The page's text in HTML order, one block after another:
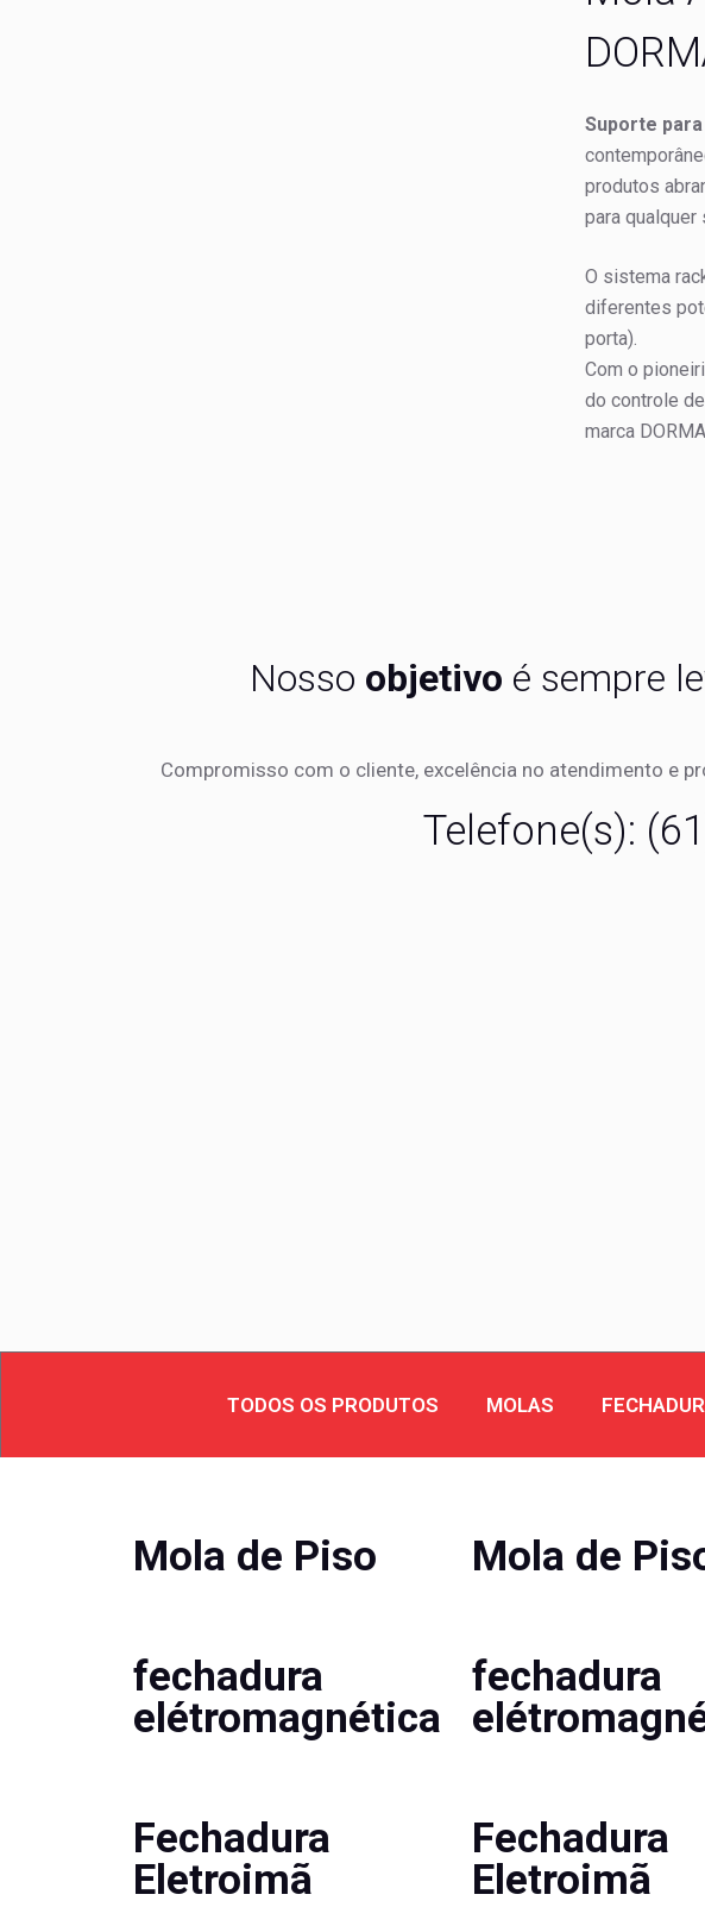
Suporte
produtos
para qualquer
O sistema
diferentes
porta).
Com o
do controle
marca DORMA.
Nosso objetivo é sempre
Compromisso com o cliente, excelência no atendimento e
Telefone(s):
TODOS OS PRODUTOS MOLAS
Mola de Piso Mola de
fechadura
elétromagnética
fechadura
Fechadura
Eletroimã
Fechadura
Eletroimã